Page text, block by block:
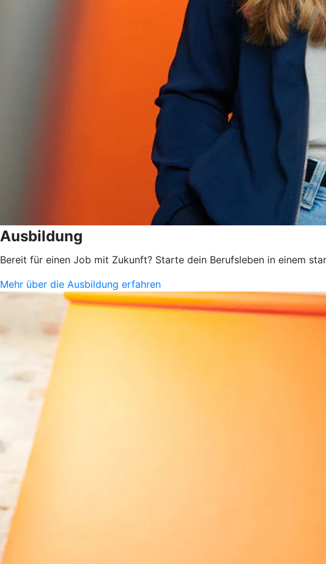
Ausbildung
Bereit für einen Job mit Zukunft? Starte dein Berufsleben in einem
Mehr über die Ausbildung erfahren